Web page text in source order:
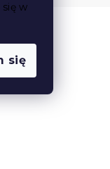
w
się